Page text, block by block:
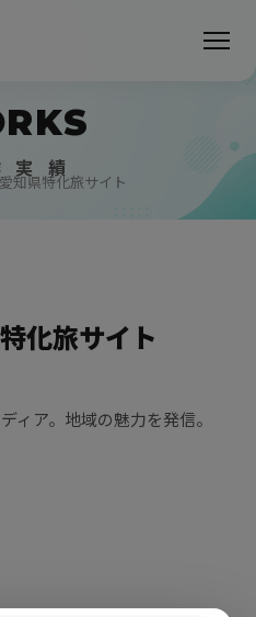
実 績
知県特化旅サイト
化旅サイト
ィア。地域の魅力を発信。